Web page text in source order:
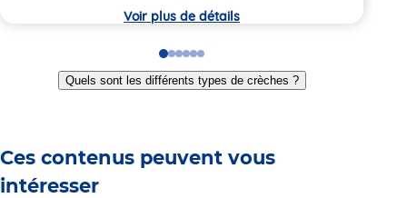
Voir plus de détails
Go
to
slide
Go
to
slide
Go
to
slide
Go
to
slide
Go
to
slide
Go
to
slide
Quels sont les différents types de crèches ?
Ces contenus peuvent vous
intéresser